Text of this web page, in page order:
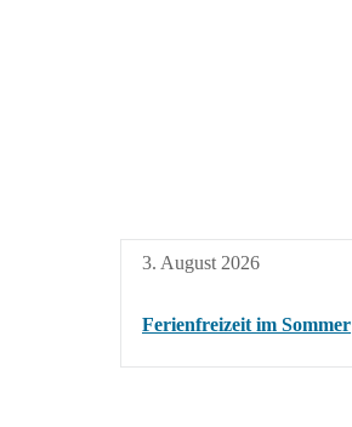
3. August 2026
Ferienfreizeit im Sommer